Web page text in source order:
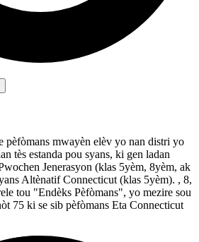
pèfòmans mwayèn elèv yo nan distri yo
tès estanda pou syans, ki gen ladan
Jenerasyon (klas 5yèm, 8yèm, ak
Altènatif Connecticut (klas 5yèm). , 8,
tou "Endèks Pèfòmans", yo mezire sou
75 ki se sib pèfòmans Eta Connecticut